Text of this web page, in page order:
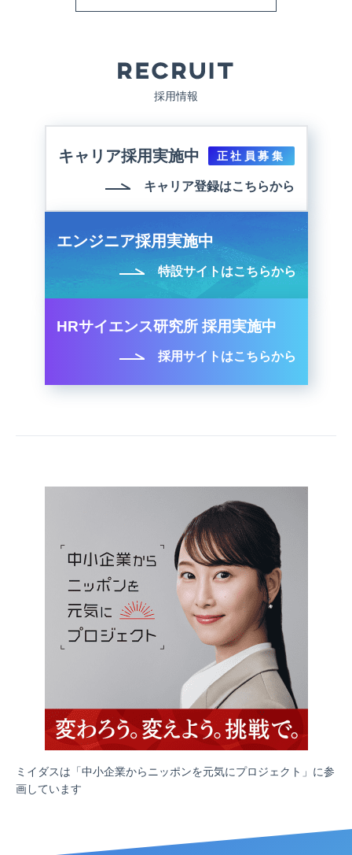
採用情報
キャリア採用実施中 正社員募集
キャリア登録はこちらから
エンジニア採用実施中
特設サイトはこちらから
HRサイエンス研究所 採用実施中
採用サイトはこちらから
ミイダスは「中小企業からニッポンを元気にプロジェクト」に参
画しています